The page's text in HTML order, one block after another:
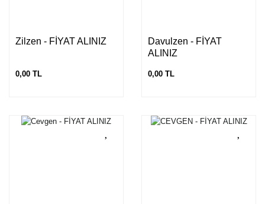
Zilzen - FİYAT ALINIZ
0,00 TL
Davulzen - FİYAT
ALINIZ
0,00 TL